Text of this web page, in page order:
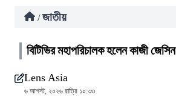
/ জাতীয়
বিটিভির মহাপরিচালক হলেন কাজী জেসিন
Lens Asia
৬ আগস্ট, ২০২৬ রাত্রি ১০:৩৩